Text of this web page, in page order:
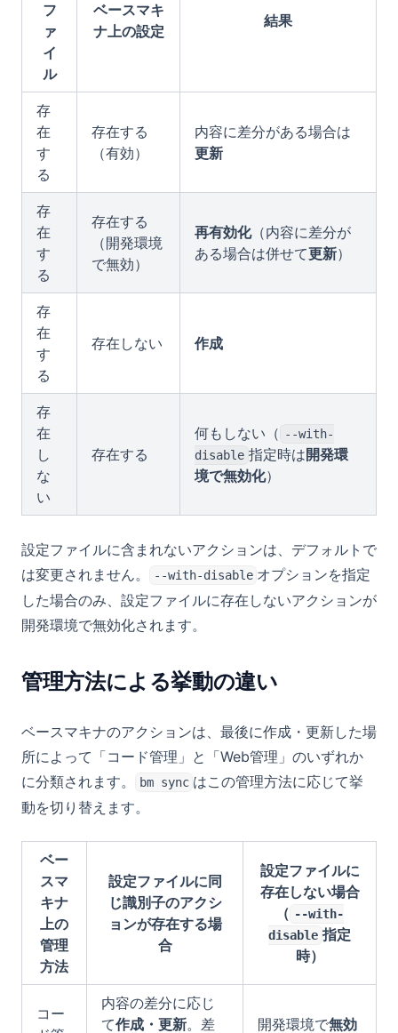
フ
ァ
イ
ル
ベースマキ
ナ上の設定
結果
存
在
す
る
存在する
（有効）
内容に差分がある場合は
更新
存
在
す
る
存在する
（開発環境
で無効）
再有効化（内容に差分が
ある場合は併せて更新）
存
在
す
る
存在しない 作成
存
在
し
な
い
存在する
何もしない（ --with-
disable 指定時は開発環
境で無効化）
設定ファイルに含まれないアクションは、デフォルトで
は変更されません。
--with-disable オプションを指定
した場合のみ、設定ファイルに存在しないアクションが
開発環境で無効化されます。
管理方法による挙動の違い
ベースマキナのアクションは、最後に作成・更新した場
所によって「コード管理」と「Web管理」のいずれか
に分類されます。
bm sync はこの管理方法に応じて挙
動を切り替えます。
ベー
スマ
キナ
上の
管理
方法
設定ファイルに同
じ識別子のアクシ
ョンが存在する場
合
設定ファイルに
存在しない場合
（ --with-
disable 指定
時）
コー
内容の差分に応じ
て作成・更新。差
開発環境で無効